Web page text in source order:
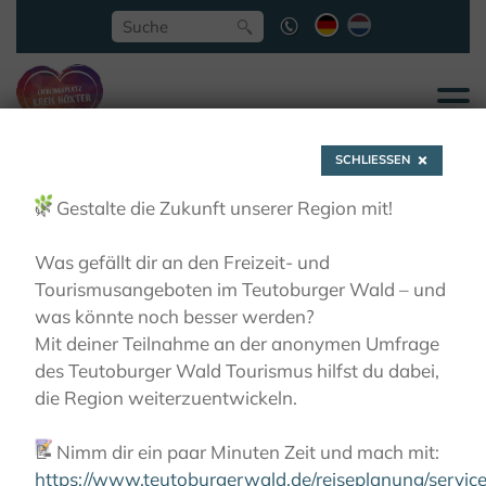
Zum PS.Speicher in
Einbeck
AKTIVITÄTEN MOTORRAD
LIEBLINGSTOUREN
ZUM PS.SPEICHER IN EINBECK
SCHLIESSEN
🌿 Gestalte die Zukunft unserer Region mit!
Was gefällt dir an den Freizeit- und
Tourismusangeboten im Teutoburger Wald – und
was könnte noch besser werden?
Mit deiner Teilnahme an der anonymen Umfrage
des Teutoburger Wald Tourismus hilfst du dabei,
die Region weiterzuentwickeln.
📝 Nimm dir ein paar Minuten Zeit und mach mit:
https://www.teutoburgerwald.de/reiseplanung/